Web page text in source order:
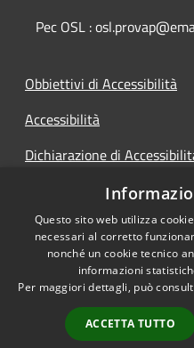
Pec OSL :
Obbiettivi di Accessibilità
Accessibilità
Dichiarazione di
Accesso Civico
Accessibilità
Questo sito web utilizza
necessari al corretto
nonché un cookie tecnico
informazioni
Per maggiori dettagli, può
ACCETTA TUTTO